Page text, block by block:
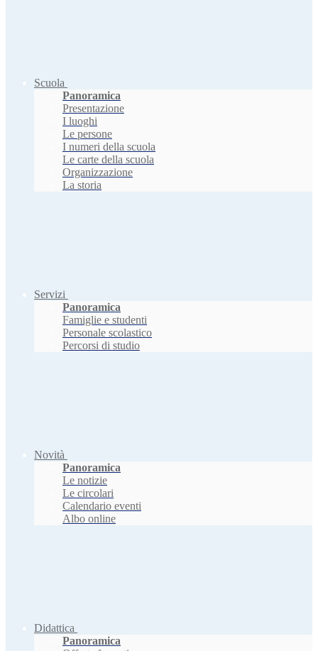
Scuola
Panoramica
Presentazione
I luoghi
Le persone
I numeri della scuola
Le carte della scuola
Organizzazione
La storia
Servizi
Panoramica
Famiglie e studenti
Personale scolastico
Percorsi di studio
Novità
Panoramica
Le notizie
Le circolari
Calendario eventi
Albo online
Didattica
Panoramica